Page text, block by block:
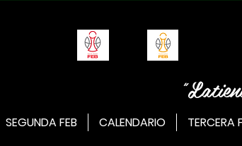
SEGUNDA FEB CALENDARIO TERCERA